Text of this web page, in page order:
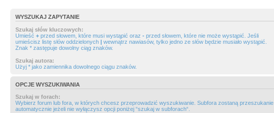
WYSZUKAJ ZAPYTANIE
Szukaj słów kluczowych:
Umieść + przed słowem, które musi wystąpić oraz - przed słowem, które nie może wystąpić. Jeśli
umieścisz listę słów oddzielonych | wewnątrz nawiasów, tylko jedno ze słów będzie musiało wystąpić.
Znak * zastępuje dowolny ciąg znaków.
Szukaj autora:
Użyj * jako zamiennika dowolnego ciągu znaków.
OPCJE WYSZUKIWANIA
Szukaj w forach:
Wybierz forum lub fora, w których chcesz przeprowadzić wyszukiwanie. Subfora zostaną przeszukanie
automatycznie jeżeli nie wyłączysz opcji poniżej “szukaj w subforach“.